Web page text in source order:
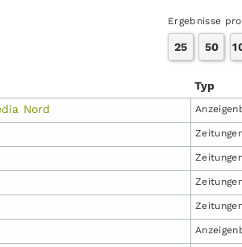
Ergebnisse
25 50
Typ
Nord